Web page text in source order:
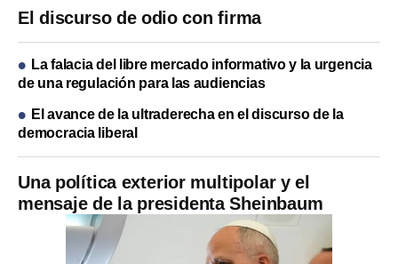
Una política exterior multipolar y el
mensaje de la presidenta Sheinbaum
El discurso de odio con firma
La falacia del libre mercado informativo y la urgencia
de una regulación para las audiencias
El avance de la ultraderecha en el discurso de la
democracia liberal